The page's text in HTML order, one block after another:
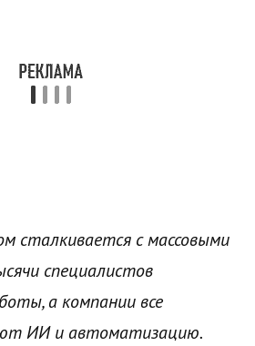
сталкивается с массовыми
специалистов
а компании все
ИИ и автоматизацию.